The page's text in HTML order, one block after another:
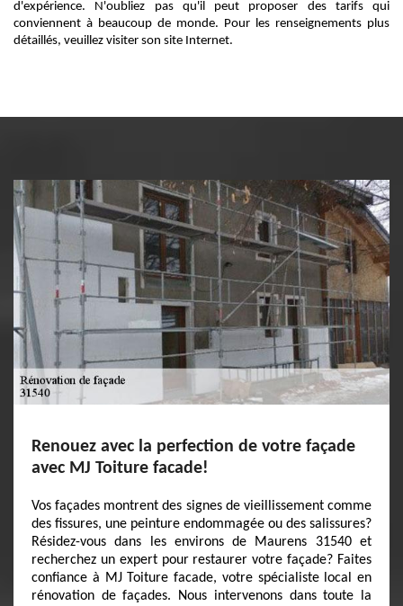
d'expérience. N'oubliez pas qu'il peut proposer des tarifs qui
conviennent à beaucoup de monde. Pour les renseignements plus
détaillés, veuillez visiter son site Internet.
Renouez avec la perfection de votre façade
avec MJ Toiture facade!
Vos façades montrent des signes de vieillissement comme
des fissures, une peinture endommagée ou des salissures?
Résidez-vous dans les environs de Maurens 31540 et
recherchez un expert pour restaurer votre façade? Faites
confiance à MJ Toiture facade, votre spécialiste local en
rénovation de façades. Nous intervenons dans toute la